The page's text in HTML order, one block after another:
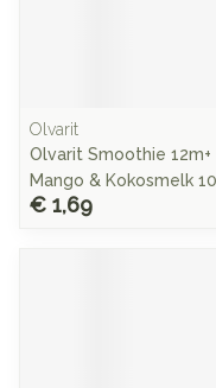
Olvarit
Olvarit Smoothie 12m+
Mango & Kokosmelk
€ 1,69